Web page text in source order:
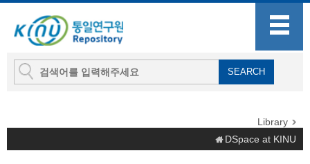
Library
DSpace at KINU